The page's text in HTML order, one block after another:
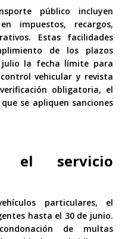
público incluyen
impuestos, recargos,
Estas facilidades
de los plazos
julio la fecha límite para
vehicular y revista
obligatoria, el
se apliquen sanciones
el servicio
particulares, el
hasta el 30 de junio.
de multas